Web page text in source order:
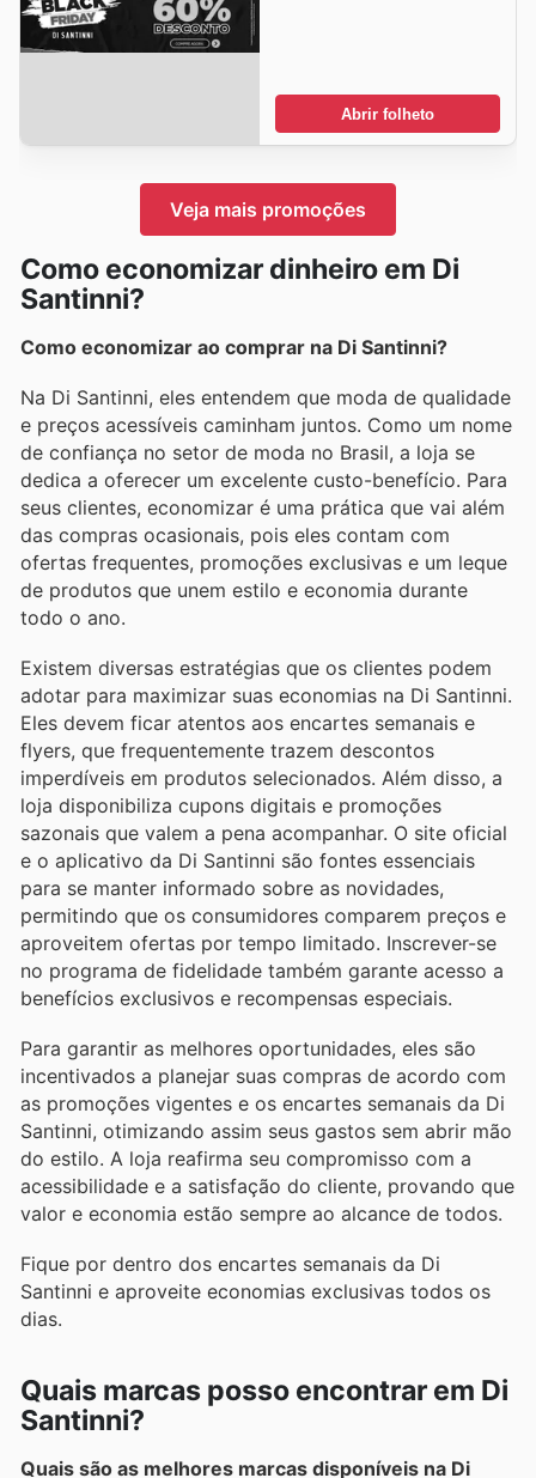
Abrir folheto
Veja mais promoções
Como economizar dinheiro em Di
Santinni?
Como economizar ao comprar na Di Santinni?
Na Di Santinni, eles entendem que moda de qualidade
e preços acessíveis caminham juntos. Como um nome
de confiança no setor de moda no Brasil, a loja se
dedica a oferecer um excelente custo-benefício. Para
seus clientes, economizar é uma prática que vai além
das compras ocasionais, pois eles contam com
ofertas frequentes, promoções exclusivas e um leque
de produtos que unem estilo e economia durante
todo o ano.
Existem diversas estratégias que os clientes podem
adotar para maximizar suas economias na Di Santinni.
Eles devem ficar atentos aos encartes semanais e
flyers, que frequentemente trazem descontos
imperdíveis em produtos selecionados. Além disso, a
loja disponibiliza cupons digitais e promoções
sazonais que valem a pena acompanhar. O site oficial
e o aplicativo da Di Santinni são fontes essenciais
para se manter informado sobre as novidades,
permitindo que os consumidores comparem preços e
aproveitem ofertas por tempo limitado. Inscrever-se
no programa de fidelidade também garante acesso a
benefícios exclusivos e recompensas especiais.
Para garantir as melhores oportunidades, eles são
incentivados a planejar suas compras de acordo com
as promoções vigentes e os encartes semanais da Di
Santinni, otimizando assim seus gastos sem abrir mão
do estilo. A loja reafirma seu compromisso com a
acessibilidade e a satisfação do cliente, provando que
valor e economia estão sempre ao alcance de todos.
Fique por dentro dos encartes semanais da Di
Santinni e aproveite economias exclusivas todos os
dias.
Quais marcas posso encontrar em Di
Santinni?
Quais são as melhores marcas disponíveis na Di